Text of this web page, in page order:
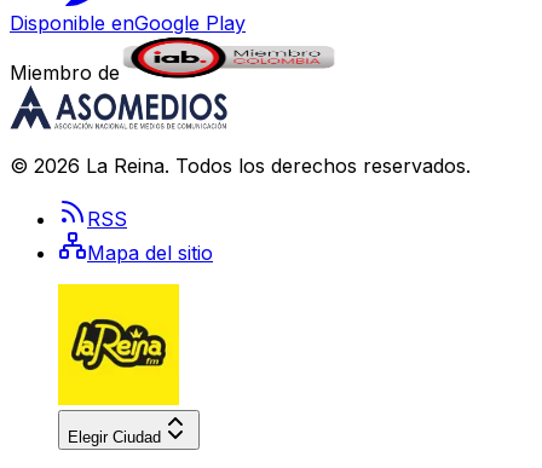
Disponible enGoogle Play
Miembro de
© 2026 La Reina. Todos los derechos reservados.
RSS
Mapa del sitio
Elegir Ciudad